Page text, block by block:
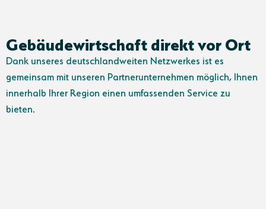
Gebäudewirtschaft direkt vor Ort
Dank unseres deutschlandweiten Netzwerkes ist es
gemeinsam mit unseren Partnerunternehmen möglich, Ihnen
innerhalb Ihrer Region einen umfassenden Service zu
bieten.